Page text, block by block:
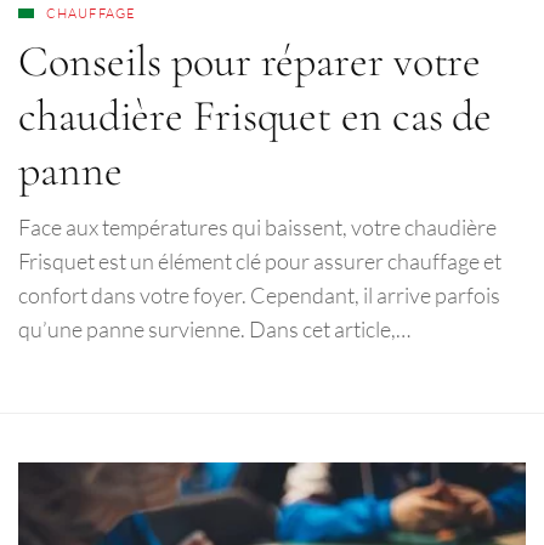
CHAUFFAGE
Conseils pour réparer votre
chaudière Frisquet en cas de
panne
Face aux températures qui baissent, votre chaudière
Frisquet est un élément clé pour assurer chauffage et
confort dans votre foyer. Cependant, il arrive parfois
qu’une panne survienne. Dans cet article,…